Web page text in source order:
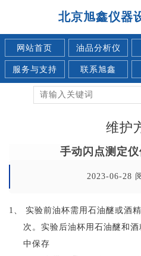
北京旭鑫仪器
网站首页 油品分析仪
服务与支持 联系旭鑫
维护
手动闪点测定
2023-06-28
1、 实验前油杯需用石油醚或酒
次。实验后油杯用石油醚和
中保存